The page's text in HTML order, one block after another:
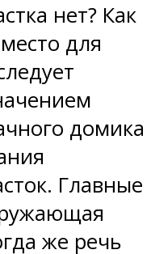
нет? Как
для
домика
Главные
же речь